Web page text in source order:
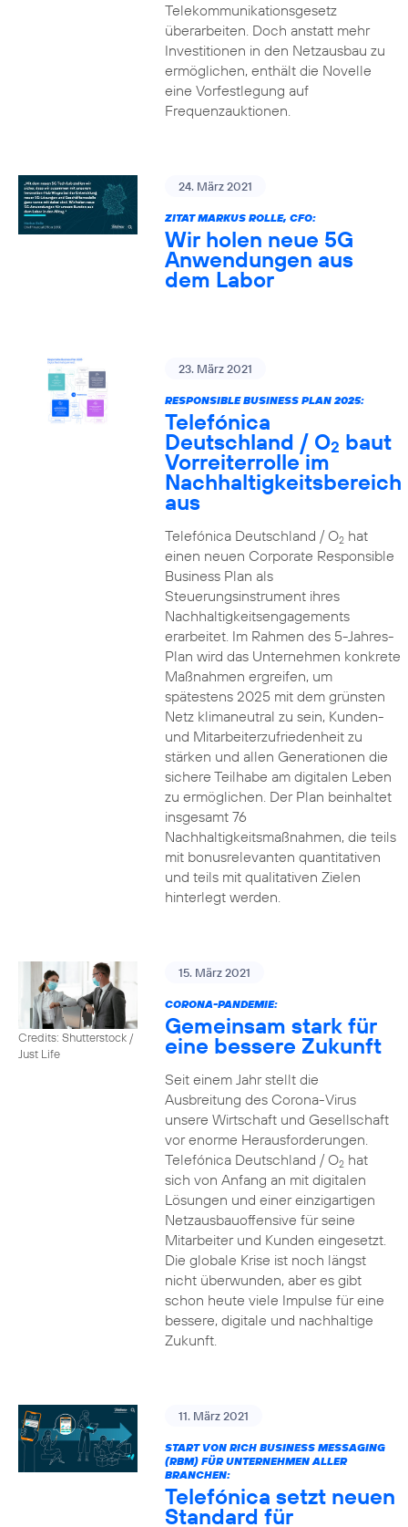
Telekommunikationsgesetz
überarbeiten. Doch anstatt mehr
Investitionen in den Netzausbau zu
ermöglichen, enthält die Novelle
eine Vorfestlegung auf
Frequenzauktionen.
24. März 2021
ZITAT MARKUS ROLLE, CFO:
Wir holen neue 5G
Anwendungen aus
dem Labor
23. März 2021
RESPONSIBLE BUSINESS PLAN 2025:
Telefónica
Deutschland / O2 baut
Vorreiterrolle im
Nachhaltigkeitsbereich
aus
Telefónica Deutschland / O2hat
einen neuen Corporate Responsible
Business Plan als
Steuerungsinstrument ihres
Nachhaltigkeitsengagements
erarbeitet. Im Rahmen des 5-Jahres-
Plan wird das Unternehmen konkrete
Maßnahmen ergreifen, um
spätestens 2025 mit dem grünsten
Netz klimaneutral zu sein, Kunden-
und Mitarbeiterzufriedenheit zu
stärken und allen Generationen die
sichere Teilhabe am digitalen Leben
zu ermöglichen. Der Plan beinhaltet
insgesamt 76
Nachhaltigkeitsmaßnahmen, die teils
mit bonusrelevanten quantitativen
und teils mit qualitativen Zielen
hinterlegt werden.
Credits: Shutterstock /
Just Life
15. März 2021
CORONA-PANDEMIE:
Gemeinsam stark für
eine bessere Zukunft
Seit einem Jahr stellt die
Ausbreitung des Corona-Virus
unsere Wirtschaft und Gesellschaft
vor enorme Herausforderungen.
Telefónica Deutschland / O2hat
sich von Anfang an mit digitalen
Lösungen und einer einzigartigen
Netzausbauoffensive für seine
Mitarbeiter und Kunden eingesetzt.
Die globale Krise ist noch längst
nicht überwunden, aber es gibt
schon heute viele Impulse für eine
bessere, digitale und nachhaltige
Zukunft.
11. März 2021
START VON RICH BUSINESS MESSAGING
(RBM) FÜR UNTERNEHMEN ALLER
BRANCHEN:
Telefónica setzt neuen
Standard für